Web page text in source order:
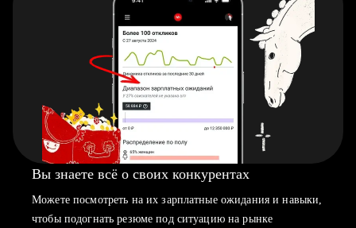
Вы знаете всё о своих конкурентах
Можете посмотреть на их зарплатные ожидания и навыки,
чтобы подогнать резюме под ситуацию на рынке